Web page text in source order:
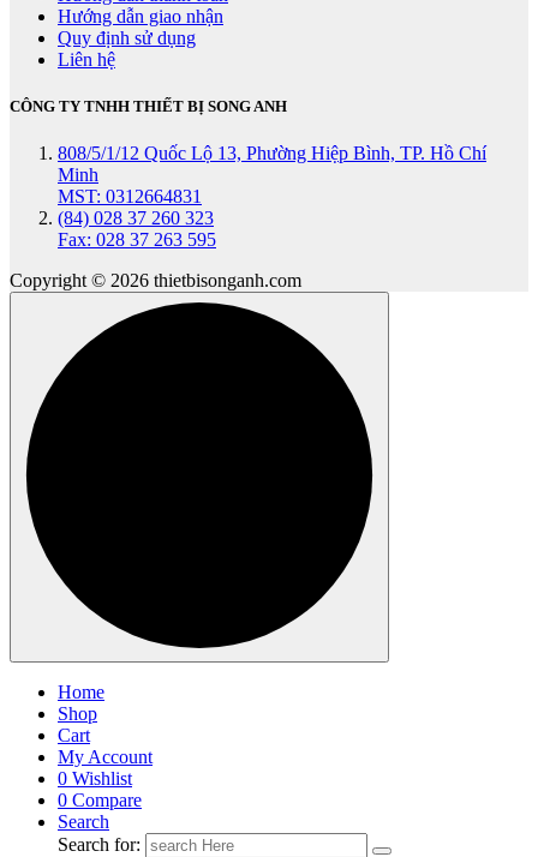
Hướng dẫn giao nhận
Quy định sử dụng
Liên hệ
CÔNG TY TNHH THIẾT BỊ SONG ANH
808/5/1/12 Quốc Lộ 13, Phường Hiệp Bình, TP. Hồ Chí
Minh
MST: 0312664831
(84) 028 37 260 323
Fax: 028 37 263 595
Copyright © 2026 thietbisonganh.com
Home
Shop
Cart
My Account
0 Wishlist
0 Compare
Search
Search for: